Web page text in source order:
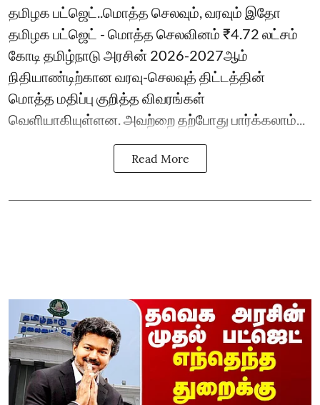
தமிழக பட்ஜெட்..மொத்த செலவும், வரவும் இதோ
தமிழக பட்ஜெட் - மொத்த செலவினம் ₹4.72 லட்சம்
கோடி தமிழ்நாடு அரசின் 2026-2027ஆம்
நிதியாண்டிற்கான வரவு-செலவுத் திட்டத்தின்
மொத்த மதிப்பு குறித்த விவரங்கள்
வெளியாகியுள்ளன. அவற்றை தற்போது பார்க்கலாம்...
Read More